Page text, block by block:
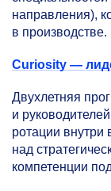
направления),
в производстве.
Curiosity —
Двухлетняя
и
ротации внутри
над
компетенции